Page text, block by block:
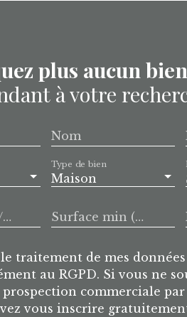
plus aucun bien
à votre
Nom
Maison
Type de bien
Loyer max (€/mois) Surface min (m²)
le traitement de mes
au RGPD. Si vous ne
commerciale
vous inscrire